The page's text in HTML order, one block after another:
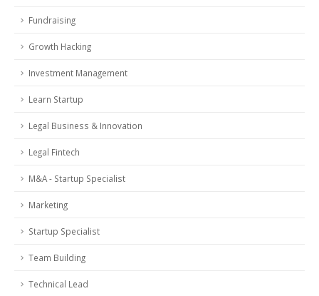
Fundraising
Growth Hacking
Investment Management
Learn Startup
Legal Business & Innovation
Legal Fintech
M&A - Startup Specialist
Marketing
Startup Specialist
Team Building
Technical Lead